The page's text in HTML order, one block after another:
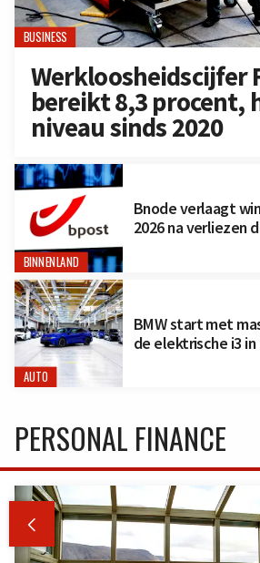
BUSINESS
Werkloosheidscijfer
bereikt 8,3 procent,
niveau sinds 2020
BINNENLAND
Bnode verlaagt
2026 na verliezen
AUTO
BMW start met
de elektrische i3
PERSONAL FINANCE
